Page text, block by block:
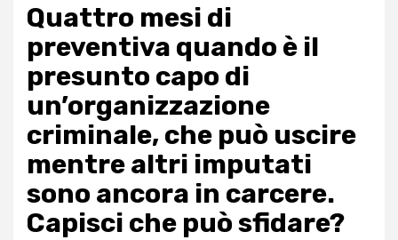
Quattro mesi di
preventiva quando è il
presunto capo di
un’organizzazione
criminale, che può uscire
mentre altri imputati
sono ancora in carcere.
Capisci che può sfidare?